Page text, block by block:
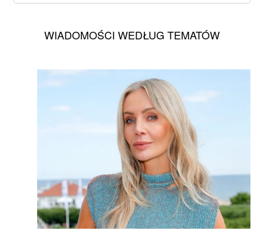
WIADOMOŚCI WEDŁUG TEMATÓW